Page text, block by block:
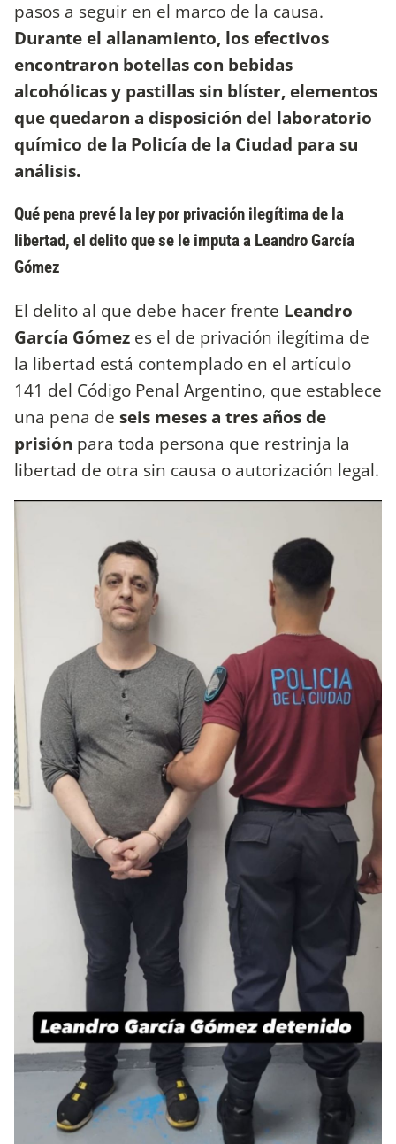
pasos a seguir en el marco de la causa.
Durante el allanamiento, los efectivos
encontraron botellas con bebidas
alcohólicas y pastillas sin blíster, elementos
que quedaron a disposición del laboratorio
químico de la Policía de la Ciudad para su
análisis.
Qué pena prevé la ley por privación ilegítima de la
libertad, el delito que se le imputa a Leandro García
Gómez
El delito al que debe hacer frente Leandro
García Gómez es el de privación ilegítima de
la libertad está contemplado en el artículo
141 del Código Penal Argentino, que establece
una pena de seis meses a tres años de
prisión para toda persona que restrinja la
libertad de otra sin causa o autorización legal.